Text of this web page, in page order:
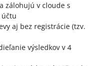
zálohujú v cloude s
aj bez registrácie (tzv.
výsledkov v 4